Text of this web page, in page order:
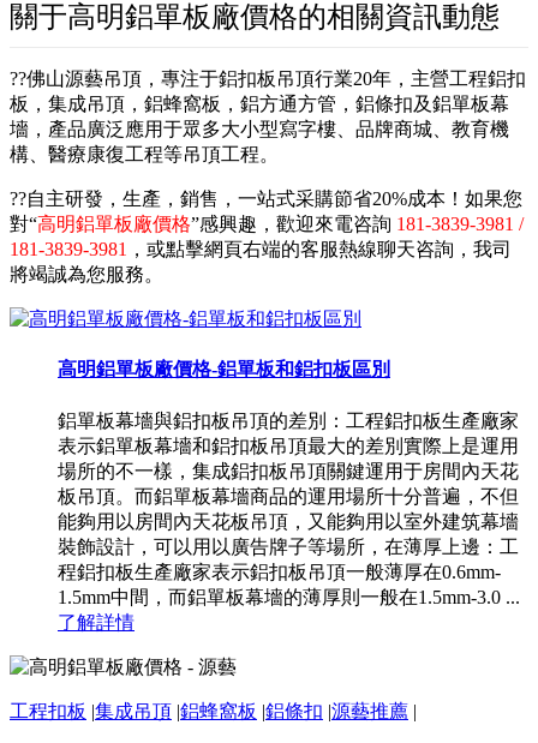
關于高明鋁單板廠價格的相關資訊動態
??佛山源藝吊頂，專注于鋁扣板吊頂行業20年，主營工程鋁扣
板，集成吊頂，鋁蜂窩板，鋁方通方管，鋁條扣及鋁單板幕
墻，產品廣泛應用于眾多大小型寫字樓、品牌商城、教育機
構、醫療康復工程等吊頂工程。
??自主研發，生產，銷售，一站式采購節省20%成本！如果您
對“高明鋁單板廠價格”感興趣，歡迎來電咨詢 181-3839-3981 /
181-3839-3981 ，或點擊網頁右端的客服熱線聊天咨詢，我司
將竭誠為您服務。
高明鋁單板廠價格-鋁單板和鋁扣板區別
鋁單板幕墻與鋁扣板吊頂的差別：工程鋁扣板生產廠家
表示鋁單板幕墻和鋁扣板吊頂最大的差別實際上是運用
場所的不一樣，集成鋁扣板吊頂關鍵運用于房間內天花
板吊頂。而鋁單板幕墻商品的運用場所十分普遍，不但
能夠用以房間內天花板吊頂，又能夠用以室外建筑幕墻
裝飾設計，可以用以廣告牌子等場所，在薄厚上邊：工
程鋁扣板生產廠家表示鋁扣板吊頂一般薄厚在0.6mm-
1.5mm中間，而鋁單板幕墻的薄厚則一般在1.5mm-3.0 ...
了解詳情
工程扣板 |集成吊頂 |鋁蜂窩板 |鋁條扣 |源藝推薦 |